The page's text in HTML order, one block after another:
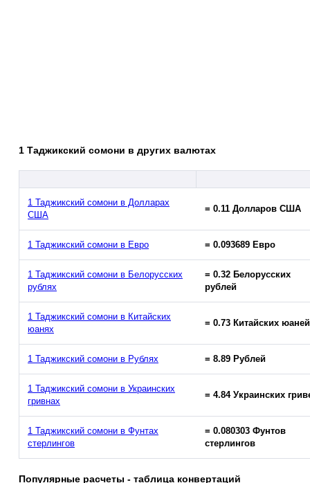
1 Таджикский сомони в других валютах
1 Таджикский сомони в Долларах
США
= 0.11 Долларов США
1 Таджикский сомони в Евро = 0.093689 Евро
1 Таджикский сомони в Белорусских
рублях
= 0.32 Белорусских
рублей
1 Таджикский сомони в Китайских
юанях
= 0.73 Китайских юаней
1 Таджикский сомони в Рублях = 8.89 Рублей
1 Таджикский сомони в Украинских
гривнах
= 4.84 Украинских
1 Таджикский сомони в Фунтах
стерлингов
= 0.080303 Фунтов
стерлингов
Популярные расчеты - таблица конвертаций